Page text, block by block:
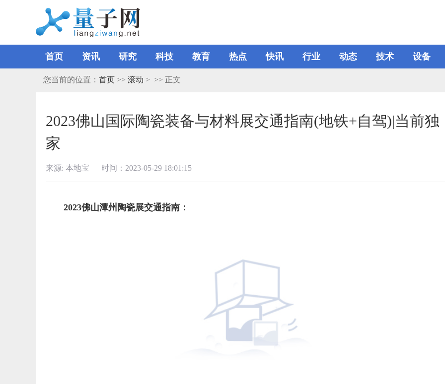
首页 资讯 研究 科技 教育 热点 快讯 行业 动态 技术 设备
您当前的位置： 首页 >> 滚动 > >> 正文
2023佛山国际陶瓷装备与材料展交通指南(地铁+自驾)|当前独
家
来源: 本地宝 时间：2023-05-29 18:01:15
2023佛山潭州陶瓷展交通指南：